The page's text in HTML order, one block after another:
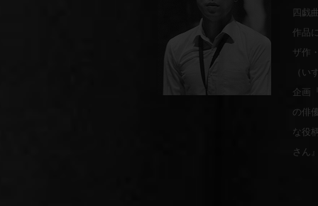
四戯
作品
ザ作
（い
企画
の俳
な役
さん